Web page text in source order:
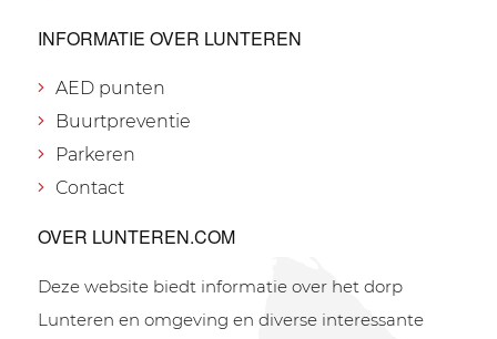
INFORMATIE OVER LUNTEREN
AED punten
Buurtpreventie
Parkeren
Contact
OVER LUNTEREN.COM
Deze website biedt informatie over het dorp
Lunteren en omgeving en diverse interessante